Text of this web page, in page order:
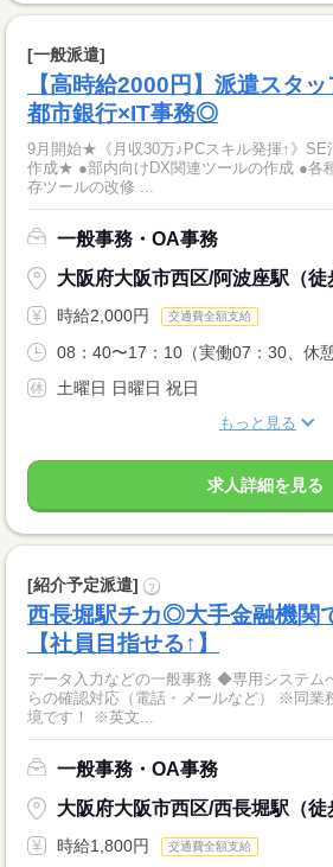
[一般派遣]
【高時給2000円】派遣スタ
都市銀行×IT事務◎
9月開始★《月収30万♪PCスキル発揮↑》
作成★ ●部内向けDX関連ツールの作成 ●各種データの分析 ●部内既
存ツールの改修 ...
一般事務・OA事務
大阪府大阪市西区/阿波座駅（徒
時給2,000円 交通費全額支給
08：40〜17：10（実働07：30、休
土曜日 日曜日 祝日
もっと見る
求人詳細を見る
[紹介予定派遣] ?
西長堀駅チカ◎大手金融機関
【社員目指せる↑】
データ入力などの一般事務 ◆専用システムへのデータ入力 ◆顧客か
らの確認対応（電話・メールなど） ※同業
境です！ ※英文...
一般事務・OA事務
大阪府大阪市西区/西長堀駅（徒
時給1,800円 交通費全額支給